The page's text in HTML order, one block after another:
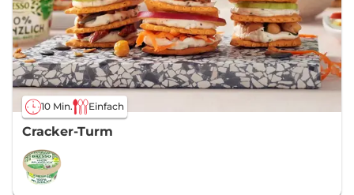
10 Min. Einfach
Cracker-Turm